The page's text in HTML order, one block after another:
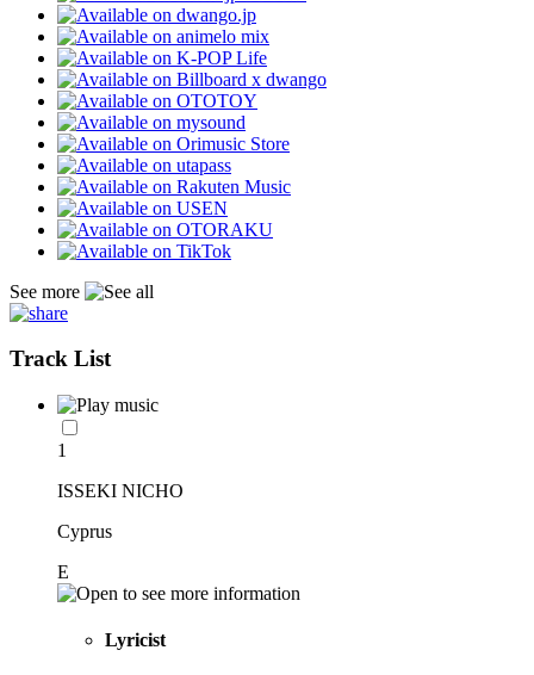
See more
Track List
1
ISSEKI NICHO
Cyprus
E
Lyricist